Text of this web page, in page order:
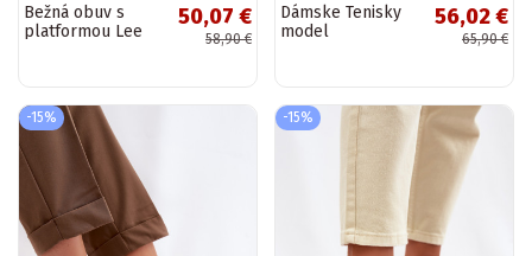
Bežná obuv s
platformou Lee
50,07 €
58,90 €
Dámske Tenisky
model
56,02 €
65,90 €
-15% -15%